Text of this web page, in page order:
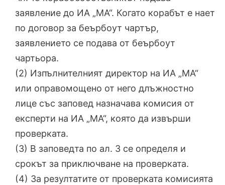
заявление до ИА „МА“. Когато корабът е нает
по договор за беърбоут чартър,
заявлението се подава от беърбоут
чартьора.
(2) Изпълнителният директор на ИА „МА“
или оправомощено от него длъжностно
лице със заповед назначава комисия от
експерти на ИА „МА“, която да извърши
проверката.
(3) В заповедта по ал. 3 се определя и
срокът за приключване на проверката.
(4) За резултатите от проверката комисията